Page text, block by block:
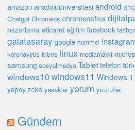
amazon anadoluüniversitesi android
Chatgpt Chromeos chromeosflex
pazarlama eticaret eğitim facebook
galatasaraygoogle hummel
koronavirüs kıbrıs linux mediamarkt
samsung sosyalmedya Tablet telefon
windows10 windows11 Windows
yapay zeka yasaklar yorum youtube
Gündem